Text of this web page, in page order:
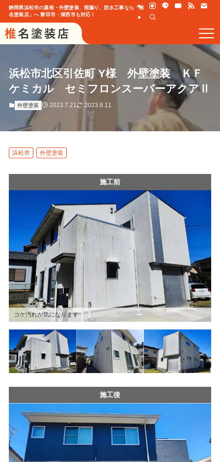
静岡県浜松市の屋根・外壁塗装、雨漏り、防水工事なら「椎
名塗装店」へ 磐田市・湖西市も対応！
浜松市北区引佐町 Y様 外壁塗装 ＫＦ
ケミカル セミフロンスーパーアクアⅡ
外壁塗装 2023.7.21 2023.8.11
浜松市 外壁塗装
施工前
コケ汚れが気になります
施工後